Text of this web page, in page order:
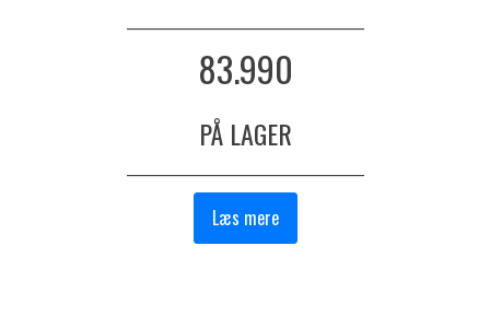
83.990
PÅ LAGER
Læs mere